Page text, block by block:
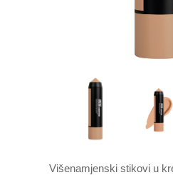
Višenamjenski stikovi u